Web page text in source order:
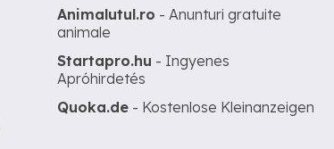
Animalutul.ro - Anunturi gratuite
animale
Startapro.hu - Ingyenes
Apróhirdetés
Quoka.de - Kostenlose Kleinanzeigen